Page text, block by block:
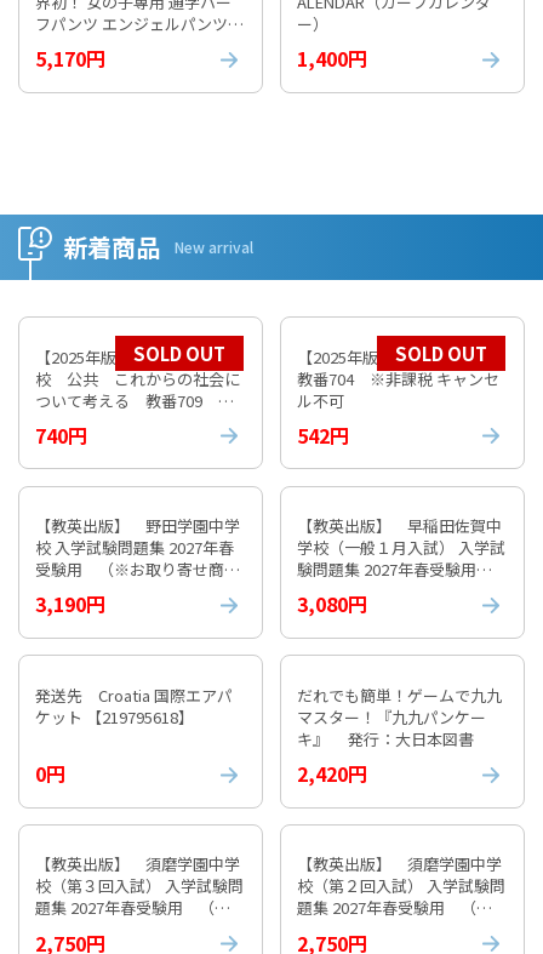
フパンツ エンジェルパンツ
【通常納期1週間程度】
5,170円
ー）
1,400円
新着商品 New arrival
【2025年版】 数研 高等学
校 公共 これからの社会に
ついて考える 教番709 ※
740円
SOLD OUT
【2025年版】 数研 倫理
教番704 ※非課税 キャンセ
ル不可
542円
SOLD OUT
【教英出版】 野田学園中学
校 入学試験問題集 2027年春
受験用 （※お取り寄せ商
3,190円
【教英出版】 早稲田佐賀中
学校（一般１月入試） 入学試
験問題集 2027年春受験用
（※お取り寄せ商品）
3,080円
発送先 Croatia 国際エアパ
ケット 【219795618】
0円
だれでも簡単！ゲームで九九
マスター！『九九パンケー
キ』 発行：大日本図書
2,420円
【教英出版】 須磨学園中学
校（第３回入試） 入学試験問
題集 2027年春受験用 （※
2,750円
【教英出版】 須磨学園中学
校（第２回入試） 入学試験問
題集 2027年春受験用 （※
2,750円